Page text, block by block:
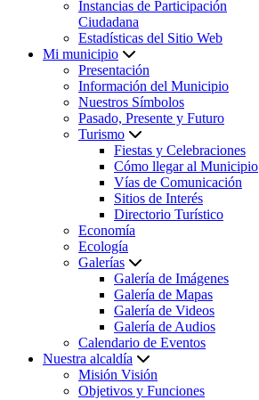
Instancias de Participación
Ciudadana
Estadísticas del Sitio Web
Mi municipio
Presentación
Información del Municipio
Nuestros Símbolos
Pasado, Presente y Futuro
Turismo
Fiestas y Celebraciones
Cómo llegar al Municipio
Vías de Comunicación
Sitios de Interés
Directorio Turístico
Economía
Ecología
Galerías
Galería de Imágenes
Galería de Mapas
Galería de Videos
Galería de Audios
Calendario de Eventos
Nuestra alcaldía
Misión Visión
Objetivos y Funciones